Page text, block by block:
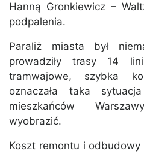
Hanną Gronkiewicz –
podpalenia.
Paraliż miasta był
prowadziły trasy 14
tramwajowe, szybka
oznaczała taka
mieszkańców
wyobrazić.
Koszt remontu i